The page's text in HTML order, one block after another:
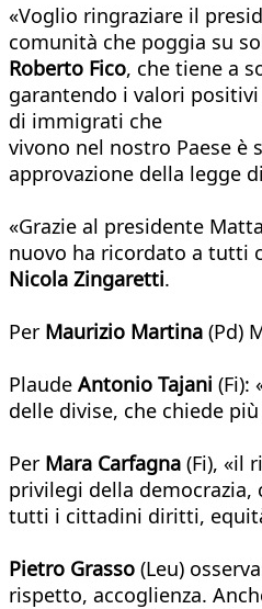
«Voglio ringraziare il
comunità che poggia su
Roberto Fico, che tiene a
garantendo i valori
di immigrati che
vivono nel nostro Paese è
approvazione della legge
«Grazie al presidente
nuovo ha ricordato a tutti
Nicola Zingaretti.
Per Maurizio Martina (Pd)
Plaude Antonio Tajani (Fi):
delle divise, che chiede
Per Mara Carfagna (Fi), «il
privilegi della democrazia,
tutti i cittadini diritti,
Pietro Grasso (Leu)
rispetto, accoglienza.